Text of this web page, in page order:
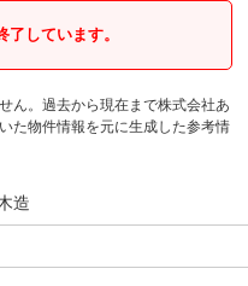
しています。
ん。過去から現在まで株式会社あ
た物件情報を元に生成した参考情
造